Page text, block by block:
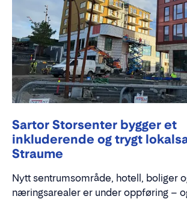
Sartor Storsenter bygger et
inkluderende og trygt
Straume
Nytt sentrumsområde, hotell, boliger
næringsarealer er under oppføring –